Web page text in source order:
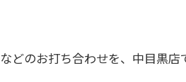
どのお打ち合わせを、中目黒店